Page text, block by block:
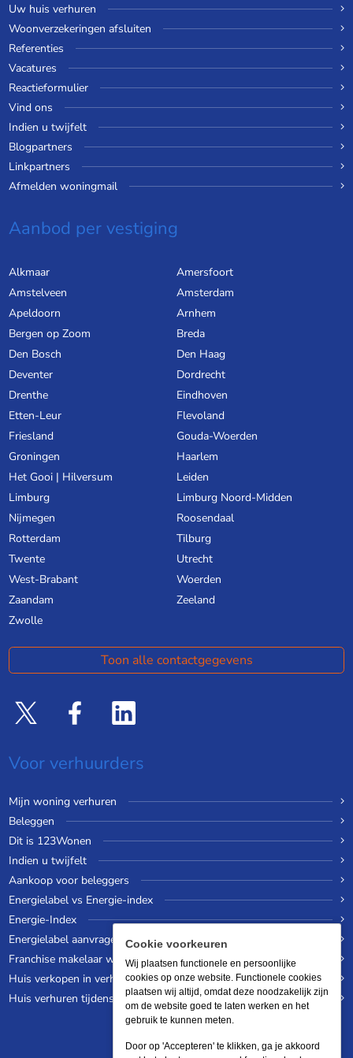
Uw huis verhuren
Woonverzekeringen afsluiten
Referenties
Vacatures
Reactieformulier
Vind ons
Indien u twijfelt
Blogpartners
Linkpartners
Afmelden woningmail
Aanbod per vestiging
Alkmaar
Amersfoort
Amstelveen
Amsterdam
Apeldoorn
Arnhem
Bergen op Zoom
Breda
Den Bosch
Den Haag
Deventer
Dordrecht
Drenthe
Eindhoven
Etten-Leur
Flevoland
Friesland
Gouda-Woerden
Groningen
Haarlem
Het Gooi | Hilversum
Leiden
Limburg
Limburg Noord-Midden
Nijmegen
Roosendaal
Rotterdam
Tilburg
Twente
Utrecht
West-Brabant
Woerden
Zaandam
Zeeland
Zwolle
Toon alle contactgegevens
Voor verhuurders
Mijn woning verhuren
Beleggen
Dit is 123Wonen
Indien u twijfelt
Aankoop voor beleggers
Energielabel vs Energie-index
Energie-Index
Energielabel aanvragen
Franchise makelaar worden
Huis verkopen in verhuurde staat
Huis verhuren tijdens een wereldreis
Cookie voorkeuren
Wij plaatsen functionele en persoonlijke
cookies op onze website. Functionele cookies
plaatsen wij altijd, omdat deze noodzakelijk zijn
om de website goed te laten werken en het
gebruik te kunnen meten.
Door op 'Accepteren' te klikken, ga je akkoord